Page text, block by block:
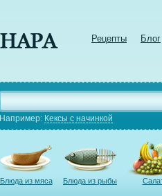
Рецепты Блог
Например: Кексы с начинкой
Блюда из мяса Блюда из рыбы